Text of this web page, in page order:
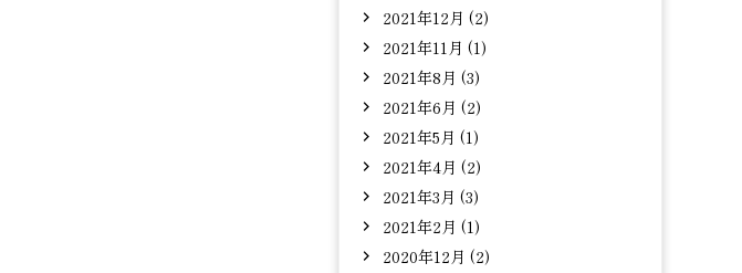
2021年12月 (2)
2021年11月 (1)
2021年8月 (3)
2021年6月 (2)
2021年5月 (1)
2021年4月 (2)
2021年3月 (3)
2021年2月 (1)
2020年12月 (2)